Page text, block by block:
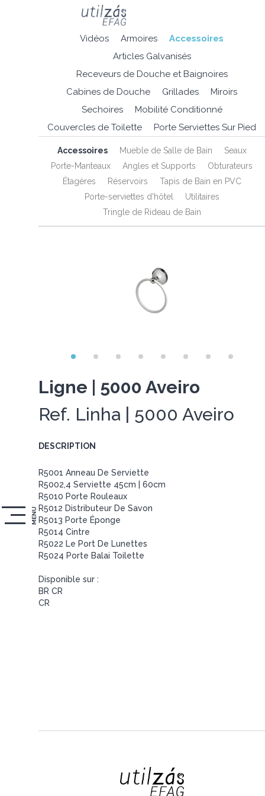
MENU
Vidéos Armoires
Accessoires
Articles Galvanisés
Receveurs de Douche et Baignoires
Cabines de Douche
Grillades
Miroirs
Sechoires
Mobilité Conditionné
Couvercles de Toilette
Porte Serviettes Sur Pied
Accessoires Mueble de Salle de Bain
Seaux
Porte-Manteaux
Angles et Supports
Obturateurs
Étagères
Réservoirs
Tapis de Bain en PVC
Porte-serviettes d'hôtel
Utilitaires
Tringle de Rideau de Bain
Ligne | 5000 Aveiro
Ref. Linha | 5000 Aveiro
DESCRIPTION
R5001 Anneau De Serviette
R5002,4 Serviette 45cm | 60cm
R5010 Porte Rouleaux
R5012 Distributeur De Savon
R5013 Porte Éponge
R5014 Cintre
R5022 Le Port De Lunettes
R5024 Porte Balai Toilette
Disponible sur :
BR CR
CR